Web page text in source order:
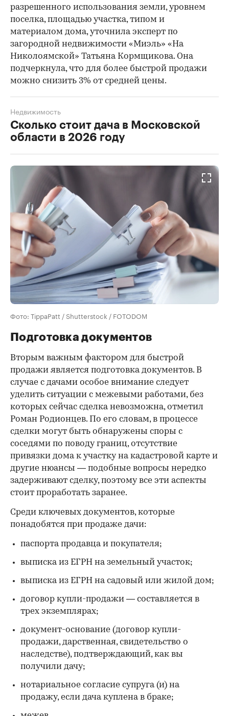
разрешенного использования земли, уровнем
поселка, площадью участка, типом и
материалом дома, уточнила эксперт по
загородной недвижимости «Миэль» «На
Николоямской» Татьяна Кормщикова. Она
подчеркнула, что для более быстрой продажи
можно снизить 3% от средней цены.
Сколько стоит дача в Московской
области в 2026 году
Недвижимость
Фото: TippaPatt / Shutterstock / FOTODOM
Подготовка документов
Вторым важным фактором для быстрой
продажи является подготовка документов. В
случае с дачами особое внимание следует
уделить ситуации с межевыми работами, без
которых сейчас сделка невозможна, отметил
Роман Родионцев. По его словам, в процессе
сделки могут быть обнаружены споры с
соседями по поводу границ, отсутствие
привязки дома к участку на кадастровой карте и
другие нюансы — подобные вопросы нередко
задерживают сделку, поэтому все эти аспекты
стоит проработать заранее.
Среди ключевых документов, которые
понадобятся при продаже дачи:
паспорта продавца и покупателя;
выписка из ЕГРН на земельный участок;
выписка из ЕГРН на садовый или жилой дом;
договор купли-продажи — составляется в
трех экземплярах;
документ-основание (договор купли-
продажи, дарственная, свидетельство о
наследстве), подтверждающий, как вы
получили дачу;
нотариальное согласие супруга (и) на
продажу, если дача куплена в браке;